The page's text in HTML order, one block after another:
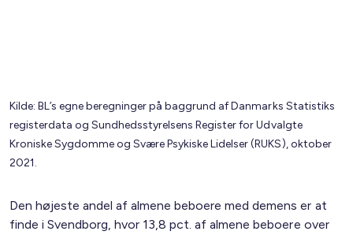
Kilde: BL’s egne beregninger på baggrund af Danmarks Statistiks
registerdata og Sundhedsstyrelsens Register for Udvalgte
Kroniske Sygdomme og Svære Psykiske Lidelser (RUKS), oktober
2021.
Den højeste andel af almene beboere med demens er at
finde i Svendborg, hvor 13,8 pct. af almene beboere over